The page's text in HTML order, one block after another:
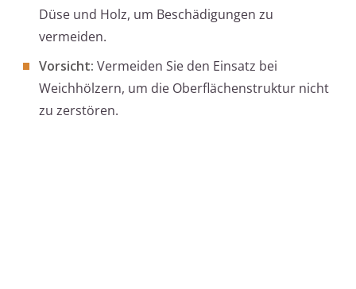
Düse und Holz, um Beschädigungen zu
vermeiden.
Vorsicht: Vermeiden Sie den Einsatz bei
Weichhölzern, um die Oberflächenstruktur nicht
zu zerstören.